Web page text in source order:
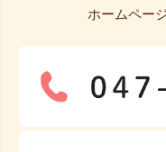
ホームペー